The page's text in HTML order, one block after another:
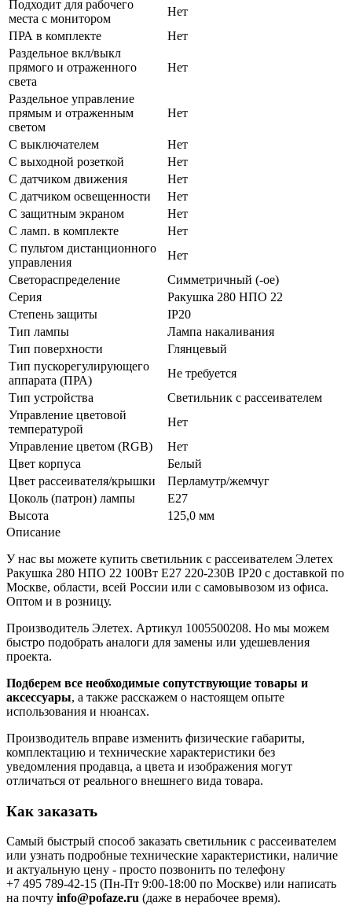
Подходит для рабочего
места с монитором
Нет
ПРА в комплекте
Нет
Раздельное вкл/выкл
прямого и отраженного
света
Нет
Раздельное управление
прямым и отраженным
светом
Нет
С выключателем
Нет
С выходной розеткой
Нет
С датчиком движения
Нет
С датчиком освещенности
Нет
С защитным экраном
Нет
С ламп. в комплекте
Нет
С пультом дистанционного
управления
Нет
Светораспределение
Симметричный (-ое)
Серия
Ракушка 280 НПО 22
Степень защиты
IP20
Тип лампы
Лампа накаливания
Тип поверхности
Глянцевый
Тип пускорегулирующего
аппарата (ПРА)
Не требуется
Тип устройства
Светильник с рассеивателем
Управление цветовой
температурой
Нет
Управление цветом (RGB)
Нет
Цвет корпуса
Белый
Цвет рассеивателя/крышки
Перламутр/жемчуг
Цоколь (патрон) лампы
E27
Высота
125,0 мм
Описание
У нас вы можете купить светильник с рассеивателем Элетех
Ракушка 280 НПО 22 100Вт E27 220-230В IP20 с доставкой по
Москве, области, всей России или с самовывозом из офиса.
Оптом и в розницу.
Производитель Элетех. Артикул 1005500208. Но мы можем
быстро подобрать аналоги для замены или удешевления
проекта.
Подберем все необходимые сопутствующие товары и
аксессуары, а также расскажем о настоящем опыте
использования и нюансах.
Производитель вправе изменить физические габариты,
комплектацию и технические характеристики без
уведомления продавца, а цвета и изображения могут
отличаться от реального внешнего вида товара.
Как заказать
Самый быстрый способ заказать светильник с рассеивателем
или узнать подробные технические характеристики, наличие
и актуальную цену - просто позвонить по телефону
+7 495 789-42-15 (Пн-Пт 9:00-18:00 по Москве) или написать
на почту info@pofaze.ru (даже в нерабочее время).